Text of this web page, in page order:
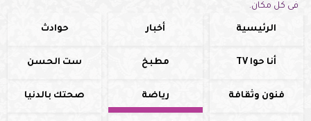
فى كل مكان.
الرئيسية أخبار حوادث
أنا حوا TV مطبخ ست الحسن
فنون وثقافة رياضة صحتك بالدنيا